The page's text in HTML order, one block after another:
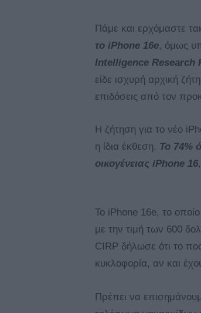
Πάμε και ερχόμαστε
το iPhone 16e, όμως
Intelligence Research
είδε ισχυρή αρχική
επιδόσεις από τον
Η ζήτηση για το νέο
η ίδια έκθεση. Το 74%
οικογένειας iPhone 16
Το iPhone 16e, το
με την τιμή των 600
CIRP δήλωσε ότι το
κυκλοφορία, αν και
Πρέπει να